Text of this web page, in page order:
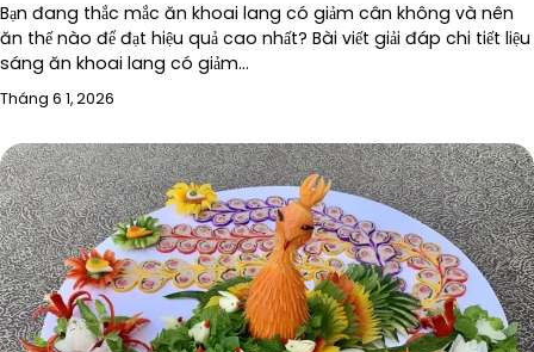
Bạn đang thắc mắc ăn khoai lang có giảm cân không và nên
ăn thế nào để đạt hiệu quả cao nhất? Bài viết giải đáp chi tiết liệu
sáng ăn khoai lang có giảm…
Tháng 6 1, 2026